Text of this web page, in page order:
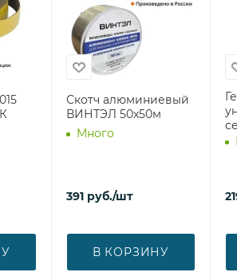
Скотч алюминиевый
ВИНТЭЛ 50х50м
Много
391 руб./шт
В КОРЗИНУ